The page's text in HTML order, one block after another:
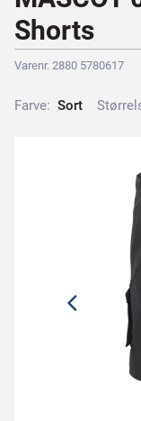
Shorts
Varenr. 2880 5780617
Farve: Sort